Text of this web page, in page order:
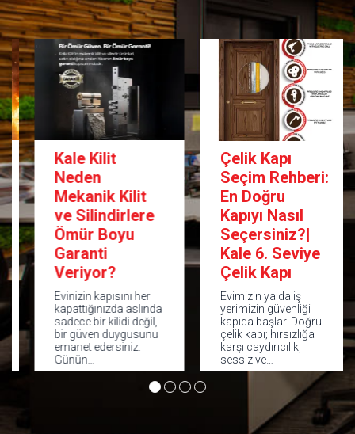
Kale Kilit
Neden
Mekanik Kilit
ve Silindirlere
Ömür Boyu
Garanti
Veriyor?
Evinizin kapısını her
kapattığınızda aslında
sadece bir kilidi değil,
bir güven duygusunu
emanet edersiniz.
Günün…
Çelik Kapı
Seçim Rehberi:
En Doğru
Kapıyı Nasıl
Seçersiniz?|
Kale 6. Seviye
Çelik Kapı
Evimizin ya da iş
yerimizin güvenliği
kapıda başlar. Doğru
çelik kapı; hırsızlığa
karşı caydırıcılık,
sessiz ve…